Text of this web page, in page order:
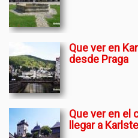
Que ver en
desde Praga
Que ver en el
llegar a